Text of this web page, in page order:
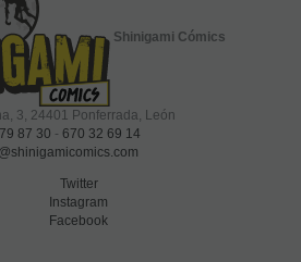
Shinigami Cómics
3 24401 Ponferrada, León
87 30 - 670 32 69 14
Twitter
Instagram
Facebook